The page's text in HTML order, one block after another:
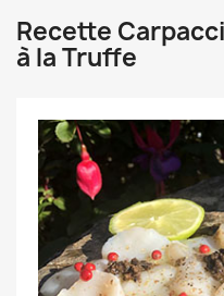
Recette
à la Truffe